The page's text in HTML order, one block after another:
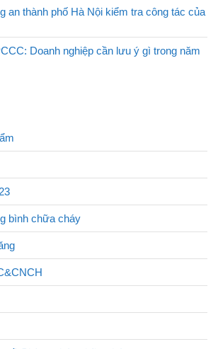
an thành phố Hà Nội kiểm tra công tác của
Doanh nghiệp cần lưu ý gì trong năm
bình chữa cháy